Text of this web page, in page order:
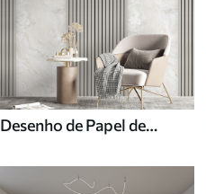
Desenho de Papel de